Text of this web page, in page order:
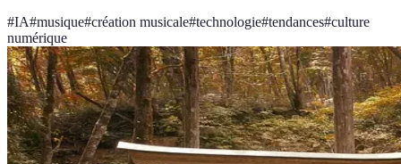
#IA#musique#création musicale#technologie#tendances#culture
numérique